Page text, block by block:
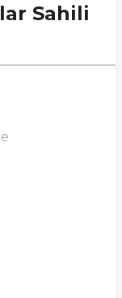
Sahili